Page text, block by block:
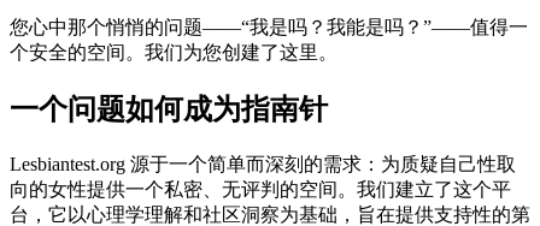
您心中那个悄悄的问题——“我是吗？我能是吗？”——值得一
个安全的空间。我们为您创建了这里。
一个问题如何成为指南针
Lesbiantest.org 源于一个简单而深刻的需求：为质疑自己性取
向的女性提供一个私密、无评判的空间。我们建立了这个平
台，它以心理学理解和社区洞察为基础，旨在提供支持性的第